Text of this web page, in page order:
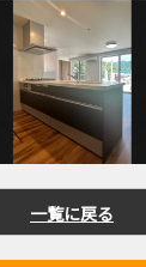
一覧に戻る